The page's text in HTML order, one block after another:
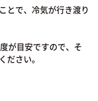
とで、冷気が行き渡り
が目安ですので、そ
ださい。